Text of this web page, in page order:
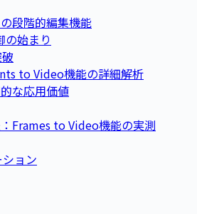
段階的編集機能
始まり
to Video機能の詳細解析
な応用価値
Frames to Video機能の実測
ョン